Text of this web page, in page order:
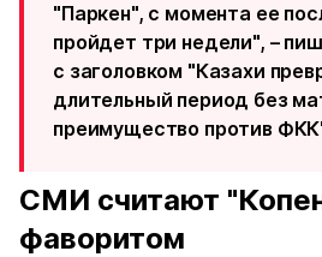
"Паркен", с момента ее
пройдет три недели", –
с заголовком "Казахи
длительный период без
преимущество против
СМИ считают
фаворитом